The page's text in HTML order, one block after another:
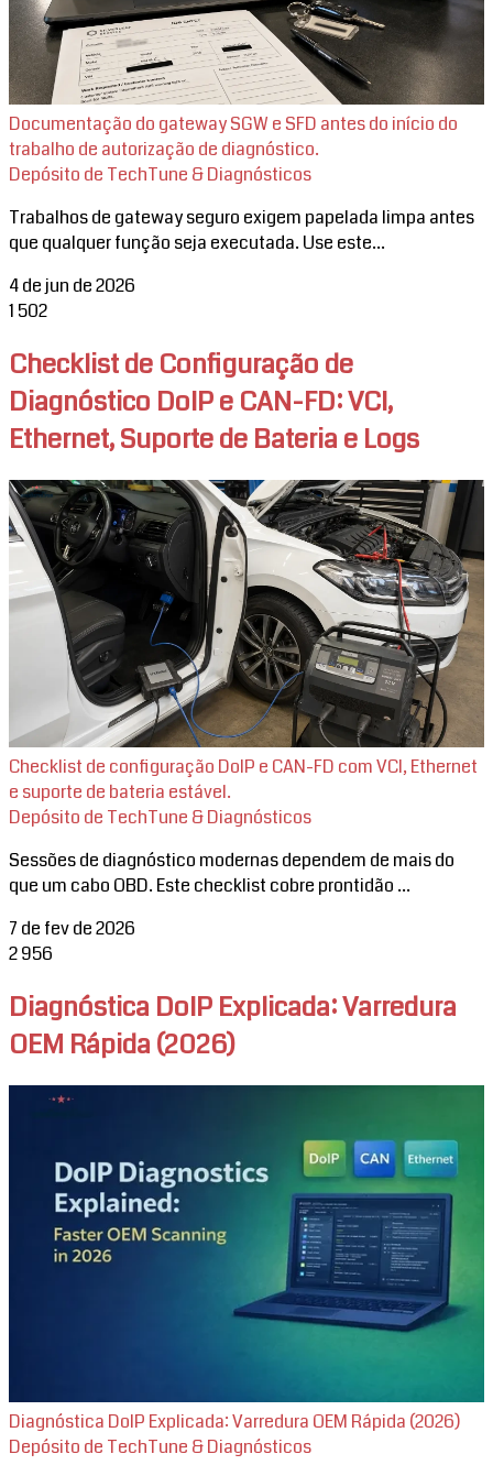
Documentação do gateway SGW e SFD antes do início do
trabalho de autorização de diagnóstico.
Depósito de TechTune & Diagnósticos
Trabalhos de gateway seguro exigem papelada limpa antes
que qualquer função seja executada. Use este...
4 de jun de 2026
1 502
Checklist de Configuração de
Diagnóstico DoIP e CAN-FD: VCI,
Ethernet, Suporte de Bateria e Logs
Checklist de configuração DoIP e CAN-FD com VCI, Ethernet
e suporte de bateria estável.
Depósito de TechTune & Diagnósticos
Sessões de diagnóstico modernas dependem de mais do
que um cabo OBD. Este checklist cobre prontidão ...
7 de fev de 2026
2956
Diagnóstica DoIP Explicada: Varredura
OEM Rápida (2026)
Diagnóstica DoIP Explicada: Varredura OEM Rápida (2026)
Depósito de TechTune & Diagnósticos